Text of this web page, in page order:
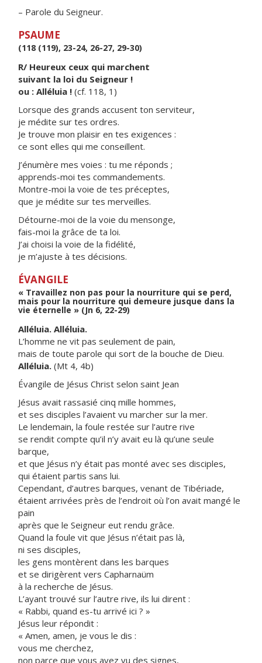
– Parole du Seigneur.
PSAUME
(118 (119), 23-24, 26-27, 29-30)
R/ Heureux ceux qui marchent
suivant la loi du Seigneur !
ou : Alléluia ! (cf. 118, 1)
Lorsque des grands accusent ton serviteur,
je médite sur tes ordres.
Je trouve mon plaisir en tes exigences :
ce sont elles qui me conseillent.
J’énumère mes voies : tu me réponds ;
apprends-moi tes commandements.
Montre-moi la voie de tes préceptes,
que je médite sur tes merveilles.
Détourne-moi de la voie du mensonge,
fais-moi la grâce de ta loi.
J’ai choisi la voie de la fidélité,
je m’ajuste à tes décisions.
ÉVANGILE
« Travaillez non pas pour la nourriture qui se perd,
mais pour la nourriture qui demeure jusque dans la
vie éternelle » (Jn 6, 22-29)
Alléluia. Alléluia.
L’homme ne vit pas seulement de pain,
mais de toute parole qui sort de la bouche de Dieu.
Alléluia. (Mt 4, 4b)
Évangile de Jésus Christ selon saint Jean
Jésus avait rassasié cinq mille hommes,
et ses disciples l’avaient vu marcher sur la mer.
Le lendemain, la foule restée sur l’autre rive
se rendit compte qu’il n’y avait eu là qu’une seule
barque,
et que Jésus n’y était pas monté avec ses disciples,
qui étaient partis sans lui.
Cependant, d’autres barques, venant de Tibériade,
étaient arrivées près de l’endroit où l’on avait mangé le
pain
après que le Seigneur eut rendu grâce.
Quand la foule vit que Jésus n’était pas là,
ni ses disciples,
les gens montèrent dans les barques
et se dirigèrent vers Capharnaüm
à la recherche de Jésus.
L’ayant trouvé sur l’autre rive, ils lui dirent :
« Rabbi, quand es-tu arrivé ici ? »
Jésus leur répondit :
« Amen, amen, je vous le dis :
vous me cherchez,
non parce que vous avez vu des signes,